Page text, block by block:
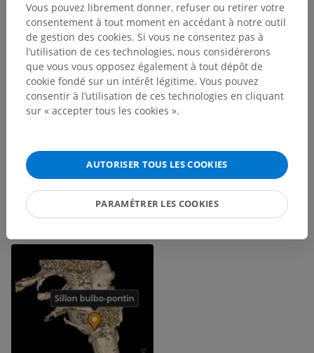
Vous pouvez librement donner, refuser ou retirer votre
consentement à tout moment en accédant à notre outil
de gestion des cookies. Si vous ne consentez pas à
l’utilisation de ces technologies, nous considérerons
que vous vous opposez également à tout dépôt de
cookie fondé sur un intérêt légitime. Vous pouvez
consentir à l’utilisation de ces technologies en cliquant
sur « accepter tous les cookies ».
AUTORISER TOUS LES COOKIES
PARAMÉTRER LES COOKIES